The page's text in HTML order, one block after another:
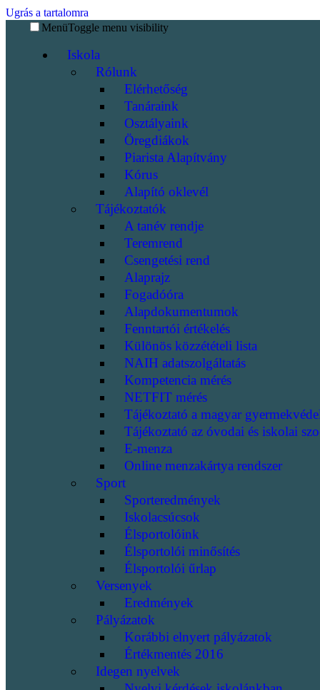
Ugrás a tartalomra
MenüToggle menu visibility
Iskola
Rólunk
Elérhetőség
Tanáraink
Osztályaink
Öregdiákok
Piarista Alapítvány
Kórus
Alapító oklevél
Tájékoztatók
A tanév rendje
Teremrend
Csengetési rend
Alaprajz
Fogadóóra
Alapdokumentumok
Fenntartói értékelés
Különös közzétételi lista
NAIH adatszolgáltatás
Kompetencia mérés
NETFIT mérés
Tájékoztató a magyar
Tájékoztató az óvodai és iskolai
E-menza
Online menzakártya rendszer
Sport
Sporteredmények
Iskolacsúcsok
Élsportolóink
Élsportolói minősítés
Élsportolói űrlap
Versenyek
Eredmények
Pályázatok
Korábbi elnyert pályázatok
Értékmentés 2016
Idegen nyelvek